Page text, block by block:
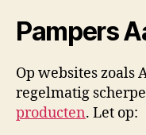
Pampers
Op websites
regelmatig scherpe
producten. Let op: